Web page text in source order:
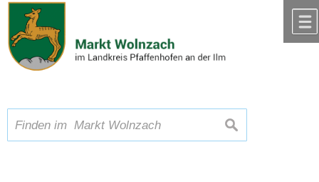
Zum Inhalt,zur Navigation
Schriftgröße A A A suchen